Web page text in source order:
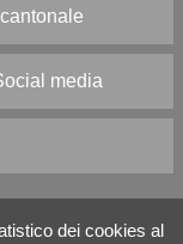
dei cookies al
media